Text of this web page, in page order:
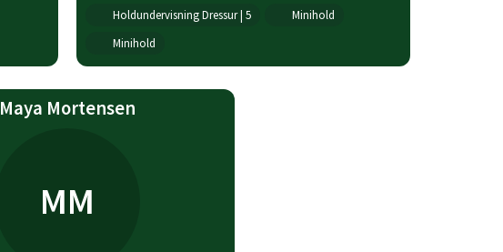
Holdundervisning Dressur | 5
Minihold
Minihold
Maya Mortensen
MM